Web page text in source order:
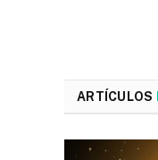
ARTÍCULOS